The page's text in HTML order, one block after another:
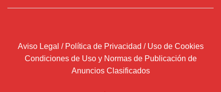
Aviso Legal / Política de Privacidad / Uso de Cookies
Condiciones de Uso y Normas de Publicación de
Anuncios Clasificados